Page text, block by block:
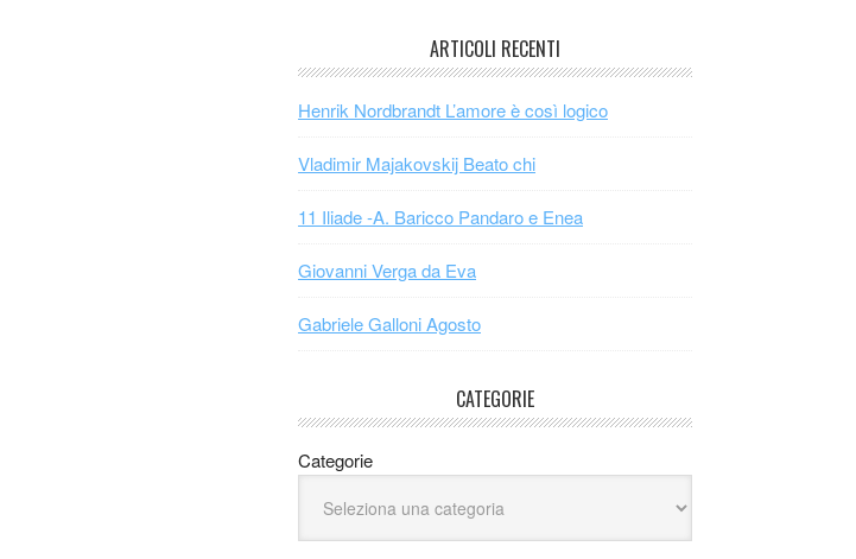
ARTICOLI RECENTI
Henrik Nordbrandt L’amore è così logico
Vladimir Majakovskij Beato chi
11 Iliade -A. Baricco Pandaro e Enea
Giovanni Verga da Eva
Gabriele Galloni Agosto
CATEGORIE
Categorie